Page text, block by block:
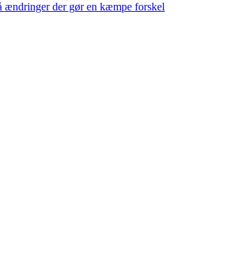
ændringer der gør en kæmpe forskel